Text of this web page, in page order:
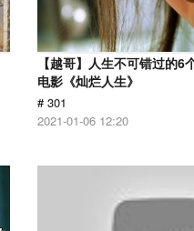
【越哥】人生不可错过的6
电影《灿烂人生》
# 301
2021-01-06 12:20